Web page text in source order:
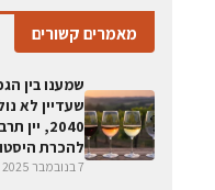
מאמרים קשורים
שעדיין לא
2040,
להכרת
7 בנובמבר 2025